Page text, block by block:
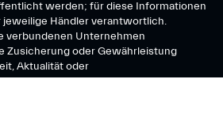
werden; für diese Informationen
jeweilige Händler verantwortlich.
verbundenen Unternehmen
Zusicherung oder Gewährleistung
Aktualität oder
dieser Inhalte.